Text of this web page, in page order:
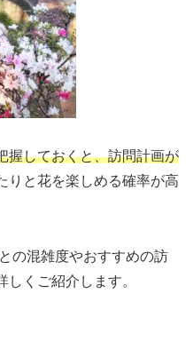
握しておくと、訪問計画が
りと花を楽しめる確率が高
の混雑度やおすすめの訪
くご紹介します。